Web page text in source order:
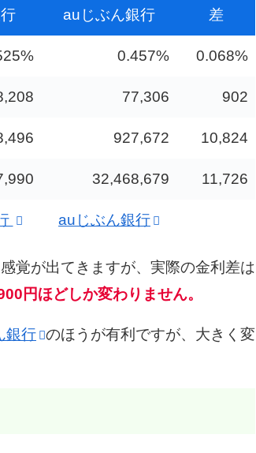
auじぶん銀行 差
0.457% 0.068%
77,306 902
927,672 10,824
32,468,679 11,726
auじぶん銀行
覚が出てきますが、実際の金利差は
円ほどしか変わりません。
銀行 のほうが有利ですが、大きく変